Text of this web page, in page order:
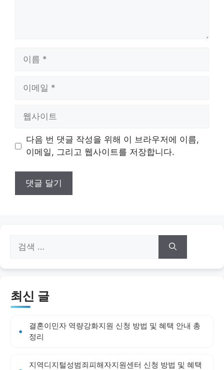
트
다음 번 댓글 작성을 위해 이 브라우저에 이름,
이메일, 그리고 웹사이트를 저장합니다.
색:
최신 글
결혼이민자 역량강화지원 신청 방법 및 혜택 안내 총
정리
지역디지털성범죄피해자지원센터 신청 방법 및 혜택